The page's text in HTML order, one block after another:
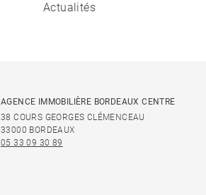
Actualités
AGENCE IMMOBILIÈRE BORDEAUX CENTRE
38 COURS GEORGES CLÉMENCEAU
33000 BORDEAUX
05 33 09 30 89